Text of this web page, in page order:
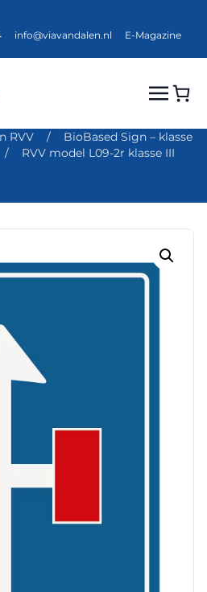
info@viavandalen.nl E-Magazine
RVV /
BioBased Sign – klasse
/
RVV model L09-2r klasse III